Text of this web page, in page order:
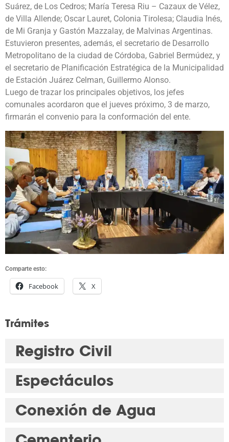
Suárez, de Los Cedros; María Teresa Riu – Cazaux de Vélez,
de Villa Allende; Oscar Lauret, Colonia Tirolesa; Claudia Inés,
de Mi Granja y Gastón Mazzalay, de Malvinas Argentinas.
Estuvieron presentes, además, el secretario de Desarrollo
Metropolitano de la ciudad de Córdoba, Gabriel Bermúdez, y
el secretario de Planificación Estratégica de la Municipalidad
de Estación Juárez Celman, Guillermo Alonso.
Luego de trazar los principales objetivos, los jefes
comunales acordaron que el jueves próximo, 3 de marzo,
firmarán el convenio para la conformación del ente.
Comparte esto:
Facebook X
Trámites
Registro Civil
Espectáculos
Conexión de Agua